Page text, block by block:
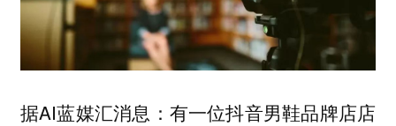
据AI蓝媒汇消息：有一位抖音男鞋品牌店店